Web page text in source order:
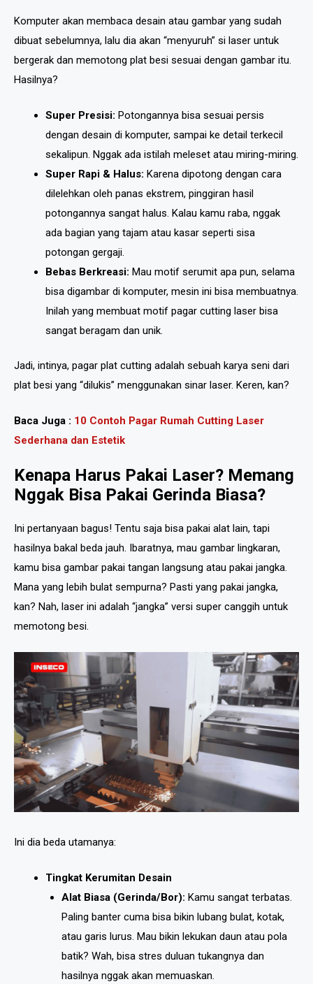
Komputer akan membaca desain atau gambar yang sudah
dibuat sebelumnya, lalu dia akan “menyuruh” si laser untuk
bergerak dan memotong plat besi sesuai dengan gambar itu.
Hasilnya?
Super Presisi: Potongannya bisa sesuai persis
dengan desain di komputer, sampai ke detail terkecil
sekalipun. Nggak ada istilah meleset atau miring-miring.
Super Rapi & Halus: Karena dipotong dengan cara
dilelehkan oleh panas ekstrem, pinggiran hasil
potongannya sangat halus. Kalau kamu raba, nggak
ada bagian yang tajam atau kasar seperti sisa
potongan gergaji.
Bebas Berkreasi: Mau motif serumit apa pun, selama
bisa digambar di komputer, mesin ini bisa membuatnya.
Inilah yang membuat motif pagar cutting laser bisa
sangat beragam dan unik.
Jadi, intinya, pagar plat cutting adalah sebuah karya seni dari
plat besi yang “dilukis” menggunakan sinar laser. Keren, kan?
Baca Juga : 10 Contoh Pagar Rumah Cutting Laser
Sederhana dan Estetik
Kenapa Harus Pakai Laser? Memang
Nggak Bisa Pakai Gerinda Biasa?
Ini pertanyaan bagus! Tentu saja bisa pakai alat lain, tapi
hasilnya bakal beda jauh. Ibaratnya, mau gambar lingkaran,
kamu bisa gambar pakai tangan langsung atau pakai jangka.
Mana yang lebih bulat sempurna? Pasti yang pakai jangka,
kan? Nah, laser ini adalah “jangka” versi super canggih untuk
memotong besi.
Ini dia beda utamanya:
Tingkat Kerumitan Desain
Alat Biasa (Gerinda/Bor): Kamu sangat terbatas.
Paling banter cuma bisa bikin lubang bulat, kotak,
atau garis lurus. Mau bikin lekukan daun atau pola
batik? Wah, bisa stres duluan tukangnya dan
hasilnya nggak akan memuaskan.